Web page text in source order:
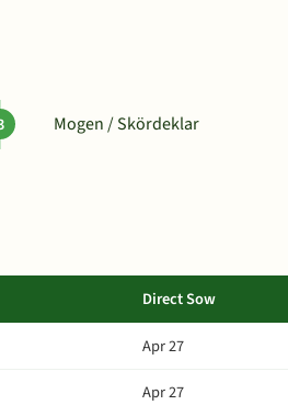
Mogen / Skördeklar
Direct Sow
Apr 27
Apr 27